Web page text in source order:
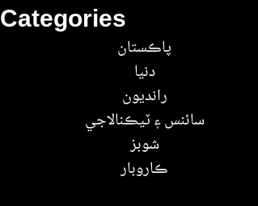
Categories
پاڪستان
دنيا
رانديون
سائنس ۽ ٽيڪنالاجي
شوبز
ڪاروبار